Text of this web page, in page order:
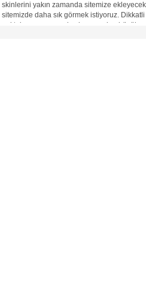
skinlerini yakın zamanda sitemize
sitemizde daha sık görmek istiyoruz.
noktaları yemeye çalışırken senden büyük